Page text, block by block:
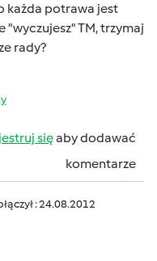
każda potrawa jest
"wyczujesz" TM, trzymaj
rady?
sięaby dodawać
komentarze
: 24.08.2012